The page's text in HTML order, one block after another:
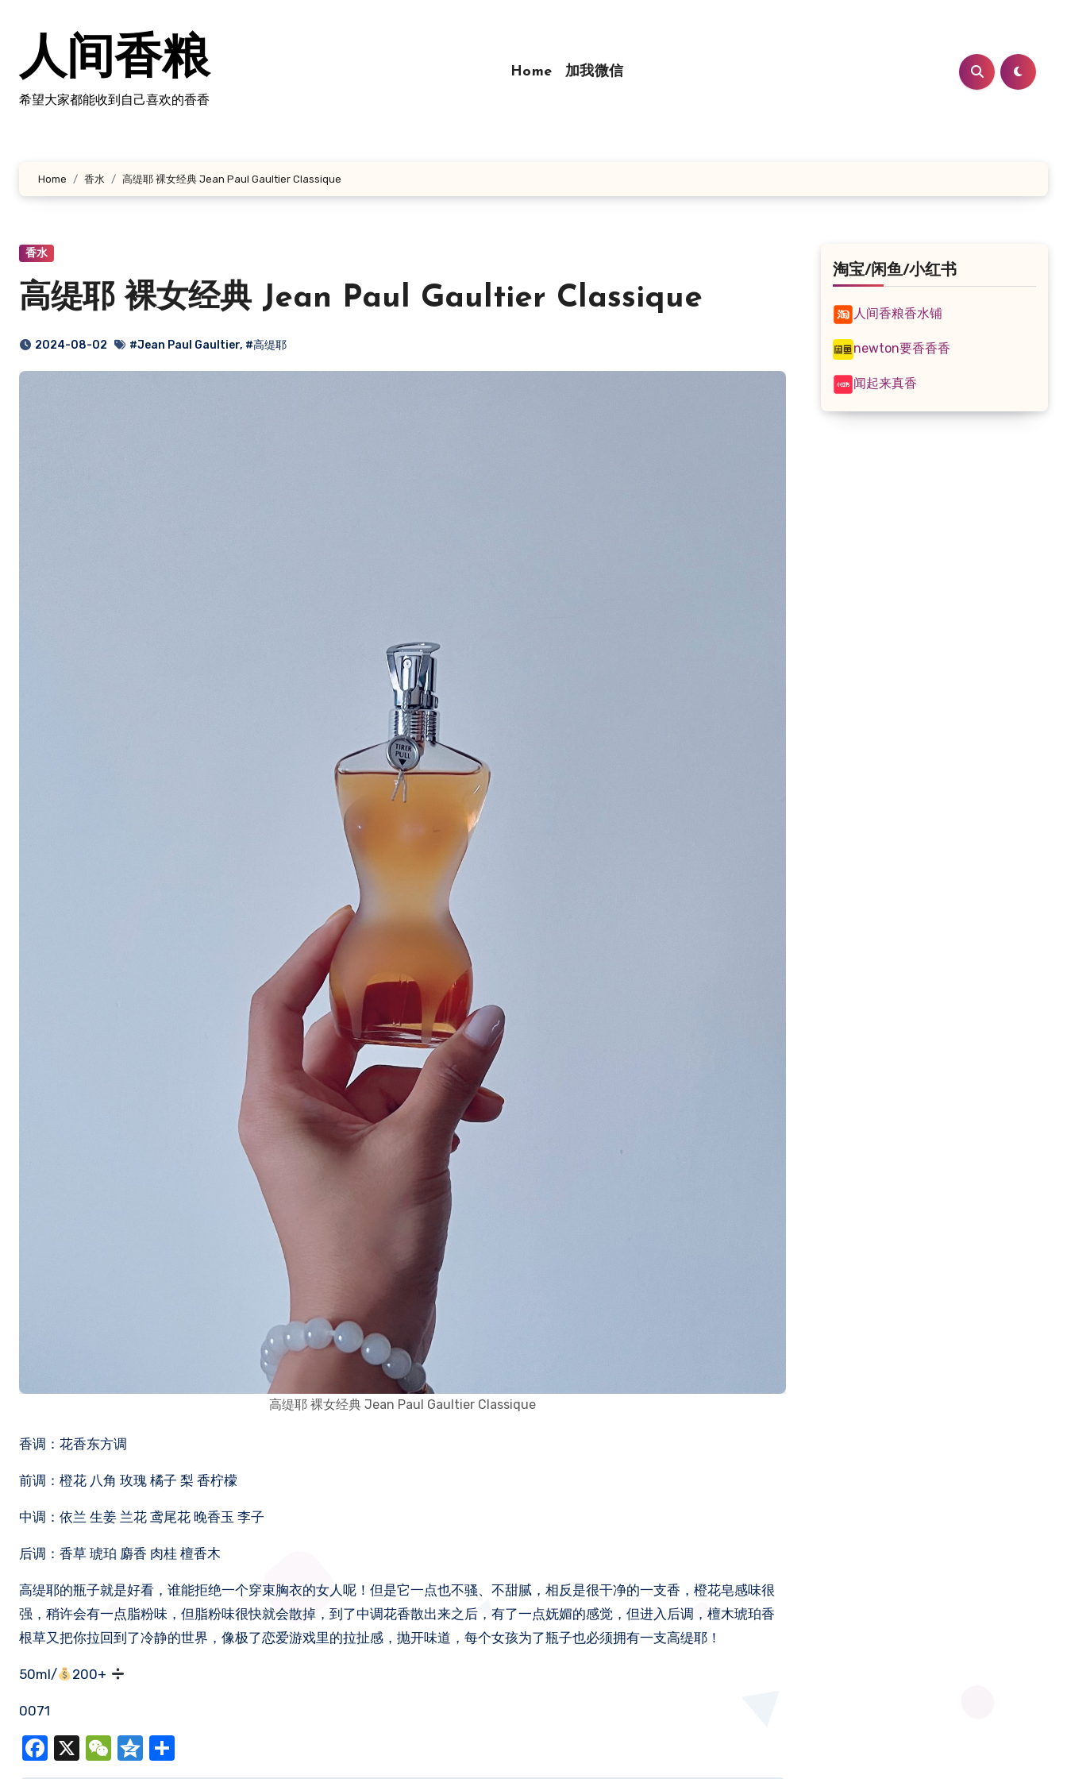
人间香粮
希望大家都能收到自己喜欢的香香
Home 加我微信
Home 香水 高缇耶 裸女经典 Jean Paul Gaultier Classique
香水
高缇耶 裸女经典 Jean Paul Gaultier Classique
2024-08-02 #Jean Paul Gaultier, #高缇耶
高缇耶 裸女经典 Jean Paul Gaultier Classique
香调：花香东方调
前调：橙花 八角 玫瑰 橘子 梨 香柠檬
中调：依兰 生姜 兰花 鸢尾花 晚香玉 李子
后调：香草 琥珀 麝香 肉桂 檀香木
高缇耶的瓶子就是好看，谁能拒绝一个穿束胸衣的女人呢！但是它一点也不骚、不甜腻，相反是很干净的一支香，橙花皂感味很
强，稍许会有一点脂粉味，但脂粉味很快就会散掉，到了中调花香散出来之后，有了一点妩媚的感觉，但进入后调，檀木琥珀香
根草又把你拉回到了冷静的世界，像极了恋爱游戏里的拉扯感，抛开味道，每个女孩为了瓶子也必须拥有一支高缇耶！
50ml/ 200+
0071
Facebook
X WeChat
Qzone
淘宝/闲鱼/小红书
人间香粮香水铺
newton要香香香
闻起来真香